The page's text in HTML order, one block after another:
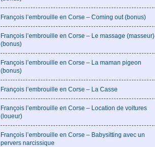
François l’embrouille en Corse – Coming out (bonus)
François l’embrouille en Corse – Le massage (masseur)
(bonus)
François l’embrouille en Corse – La maman pigeon
(bonus)
François l’embrouille en Corse – La Casse
François l’embrouille en Corse – Location de voitures
(loueur)
François l’embrouille en Corse – Babysitting avec un
pervers narcissique